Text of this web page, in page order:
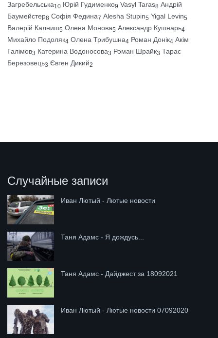
Загребельська10 Юрій Гудименко9 Vasyl Taras8 Андрій
Баумейстер8 Софія Федина7 Alesha Stupin5 Yigal Levin5
Валерій Калниш5 Олена Монова5 Александр Кушнарь4
Михайло Подоляк4 Олена Трибушна4 Роман Донік4 Акім
Галімов3 Катерина Водоносова3 Роман Шрайк3 Тарас
Березовець3 Євген Дикий2
Случайные записи
Иван Лютый - Лютые новости
Таня Адамс - Я дождусь...
Таня Адамс - Дайджест за 18092021
Иван Лютый - Лютые новости 07092020